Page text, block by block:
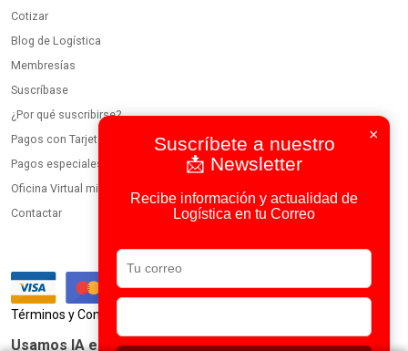
×
Suscríbete a nuestro
📩 Newsletter
Recibe información y actualidad de
Logística en tu Correo
Cotizar
Blog de Logística
Membresías
Suscríbase
¿Por qué suscribirse?
Pagos con Tarjeta
Pagos especiales
Oficina Virtual miembros
Contactar
Términos y Condiciones
Usamos IA en todos nuestros procesos